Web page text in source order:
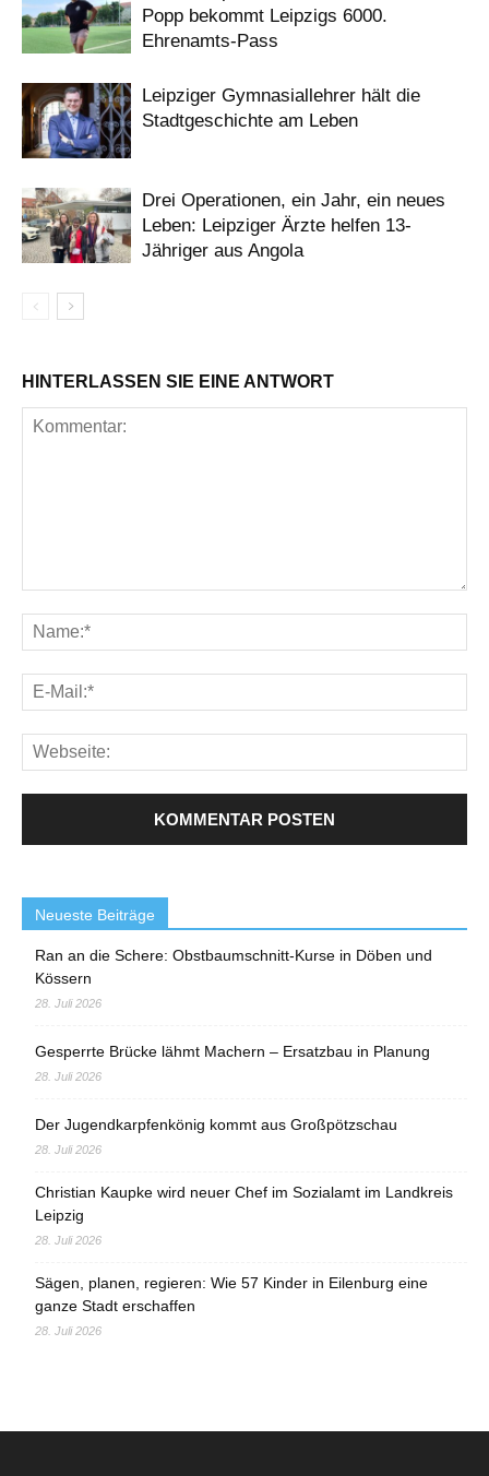
Popp bekommt Leipzigs 6000.
Ehrenamts-Pass
Leipziger Gymnasiallehrer hält die
Stadtgeschichte am Leben
Drei Operationen, ein Jahr, ein neues
Leben: Leipziger Ärzte helfen 13-
Jähriger aus Angola
HINTERLASSEN SIE EINE ANTWORT
Neueste Beiträge
Ran an die Schere: Obstbaumschnitt-Kurse in Döben und
Kössern
28. Juli 2026
Gesperrte Brücke lähmt Machern – Ersatzbau in Planung
28. Juli 2026
Der Jugendkarpfenkönig kommt aus Großpötzschau
28. Juli 2026
Christian Kaupke wird neuer Chef im Sozialamt im Landkreis
Leipzig
28. Juli 2026
Sägen, planen, regieren: Wie 57 Kinder in Eilenburg eine
ganze Stadt erschaffen
28. Juli 2026